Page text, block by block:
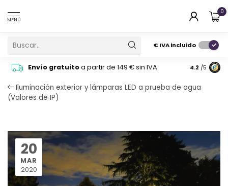
MENÚ
0
€IVA incluido
Envío gratuitoa partir de 149 € sin IVA Pide
4.2 /5
Iluminación exterior y lámparas LED a prueba de agua
(Valores de IP)
20
MAR
2020